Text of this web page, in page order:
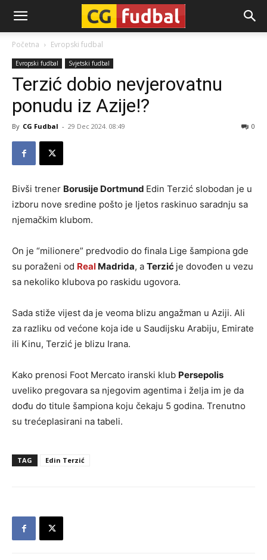
CG-
Fudbal
Početna Evropski fudbal
Evropski fudbal Svjetski fudbal
Terzić dobio nevjerovatnu
ponudu iz Azije!?
By CG Fudbal - 29 Dec 2024. 08:49 0
Bivši trener Borusije Dortmund Edin Terzić slobodan je u
izboru nove sredine pošto je ljetos raskinuo saradnju sa
njemačkim klubom.
On je “milionere” predvodio do finala Lige šampiona gde
su poraženi od Real Madrida, a Terzić je dovođen u vezu
sa nekoliko klubova po raskidu ugovora.
Sada stiže vijest da je veoma blizu angažman u Aziji. Ali
za razliku od većone koja ide u Saudijsku Arabiju, Emirate
ili Kinu, Terzić je blizu Irana.
Kako prenosi Foot Mercato iranski klub Persepolis
uveliko pregovara sa njegovim agentima i želja im je da
dođu do titule šampiona koju čekaju 5 godina. Trenutno
su trećeplasirani na tabeli.
TAG Edin Terzić